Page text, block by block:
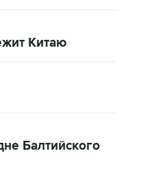
Китаю
Балтийского